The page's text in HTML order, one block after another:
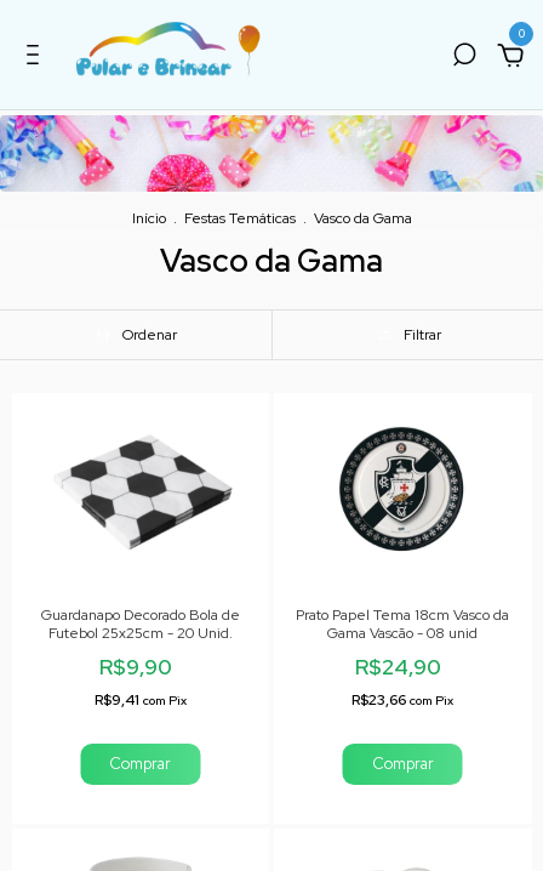
0
Início . Festas Temáticas . Vasco da Gama
Vasco da Gama
Ordenar Filtrar
Guardanapo Decorado Bola de
Futebol 25x25cm - 20 Unid.
R$9,90
R$9,41 com Pix
Prato Papel Tema 18cm Vasco da
Gama Vascão - 08 unid
R$24,90
R$23,66com Pix